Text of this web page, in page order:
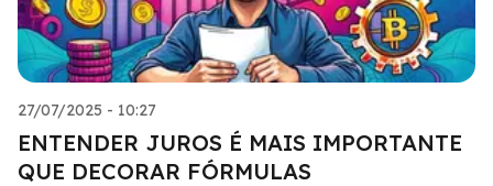
27/07/2025 - 10:27
ENTENDER JUROS É MAIS IMPORTANTE
QUE DECORAR FÓRMULAS